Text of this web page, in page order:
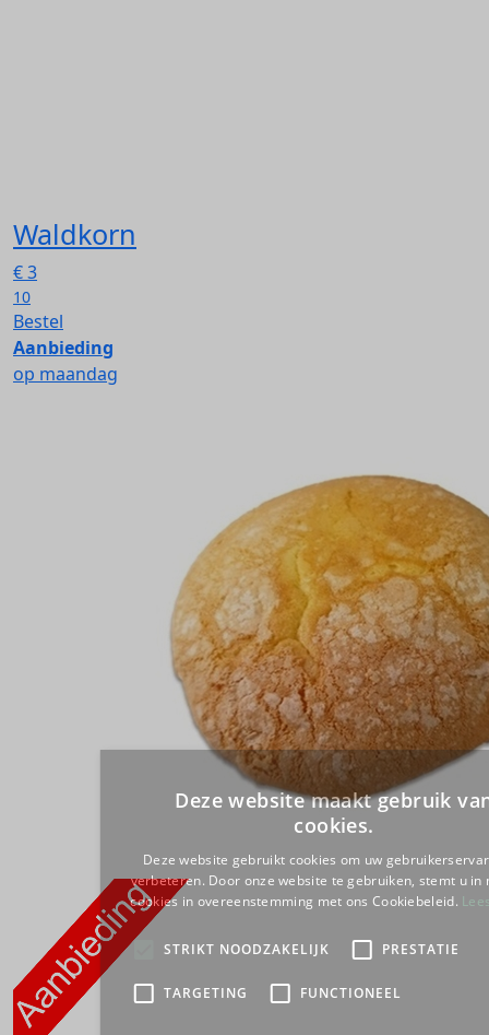
Waldkorn
€3
10
Bestel
Aanbieding
op maandag